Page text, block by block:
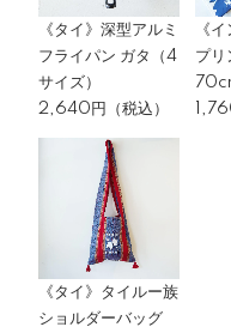
《タイ》深型アルミ
フライパン ガタ（4
サイズ）
2,640円（税込）
《
プリ
《タイ》タイルー族
ショルダーバッグ